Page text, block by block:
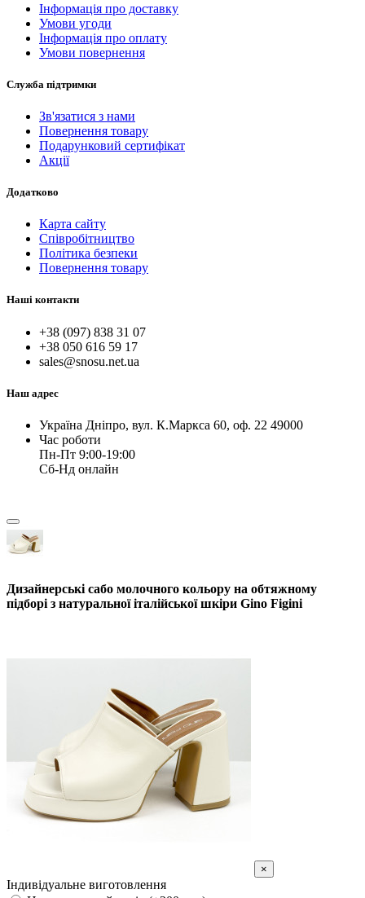
Інформація про доставку
Умови угоди
Інформація про оплату
Умови повернення
Служба підтримки
Зв'язатися з нами
Повернення товару
Подарунковий сертифікат
Акції
Додатково
Карта сайту
Співробітництво
Політика безпеки
Повернення товару
Наші контакти
+38 (097) 838 31 07
+38 050 616 59 17
sales@snosu.net.ua
Наш адрес
Україна Дніпро, вул. К.Маркса 60, оф. 22 49000
Час роботи
Пн-Пт 9:00-19:00
Сб-Нд онлайн
Дизайнерські сабо молочного кольору на обтяжному
підборі з натуральної італійської шкіри Gino Figini
×
Індивідуальне виготовлення